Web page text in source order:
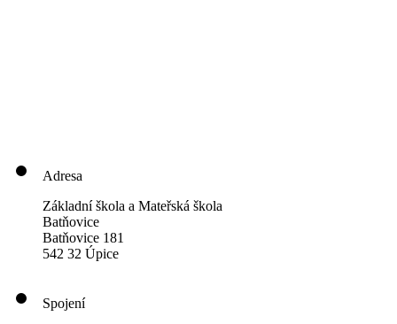
Adresa
Základní škola a Mateřská škola
Batňovice
Batňovice 181
542 32 Úpice
Spojení